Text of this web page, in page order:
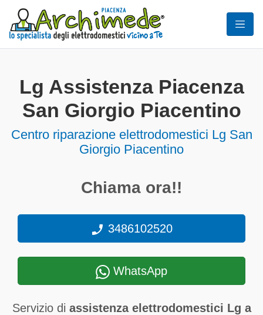
Lg Assistenza Piacenza
San Giorgio Piacentino
Centro riparazione elettrodomestici Lg San
Giorgio Piacentino
Chiama ora!!
3486102520
WhatsApp
Servizio di assistenza elettrodomestici Lg a